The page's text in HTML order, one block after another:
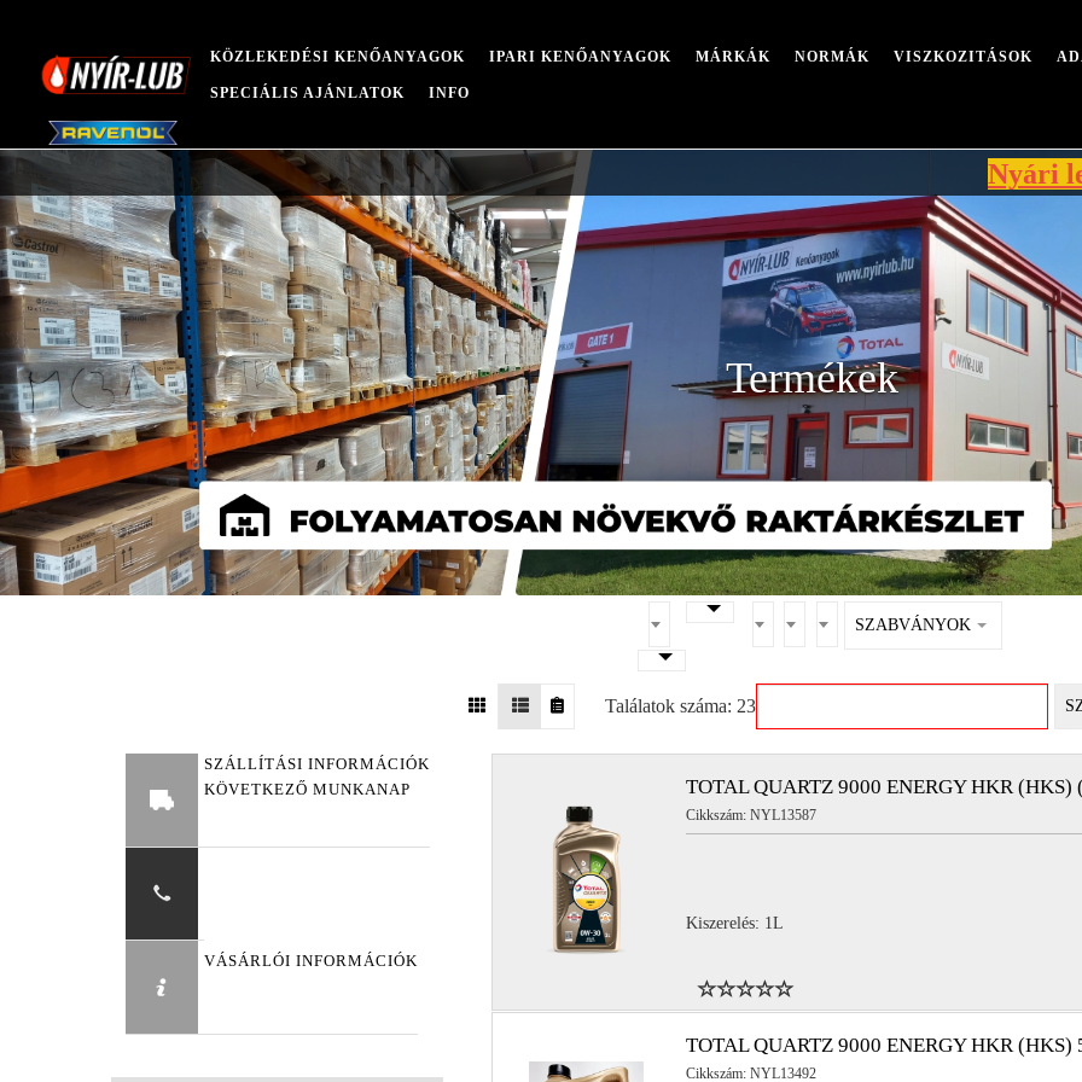
KÖZLEKEDÉSI KENŐANYAGOK IPARI KENŐANYAGOK MÁRKÁK NORMÁK VISZKOZITÁSOK
SPECIÁLIS AJÁNLATOK INFO
Nyári leállás miatt
Termékek
SZABVÁNYOK
Találatok száma: 23
SZÁLLÍTÁSI INFORMÁCIÓK
KÖVETKEZŐ MUNKANAP
VÁSÁRLÓI INFORMÁCIÓK
TOTAL QUARTZ 9000 ENERGY HKR
Cikkszám: NYL13587
Kiszerelés: 1L
TOTAL QUARTZ 9000 ENERGY HKR (HKS)
Cikkszám: NYL13492